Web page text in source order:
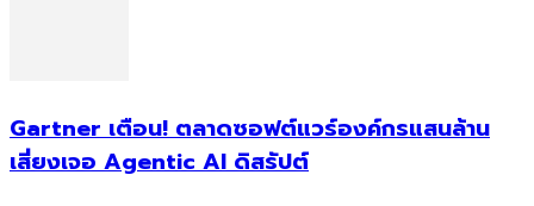
Gartner เตือน! ตลาดซอฟต์แวร์องค์กรแสนล้าน
เสี่ยงเจอ Agentic AI ดิสรัปต์